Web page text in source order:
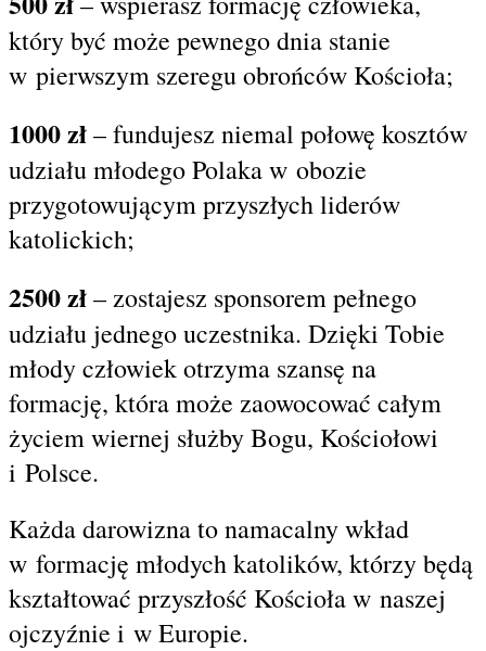
który być może pewnego dnia stanie
w pierwszym szeregu obrońców Kościoła;
1000 zł– fundujesz niemal połowę kosztów
udziału młodego Polaka w obozie
przygotowującym przyszłych liderów
katolickich;
2500 zł– zostajesz sponsorem pełnego
udziału jednego uczestnika. Dzięki Tobie
młody człowiek otrzyma szansę na
formację, która może zaowocować całym
życiem wiernej służby Bogu, Kościołowi
i Polsce.
Każda darowizna to namacalny wkład
w formację młodych katolików, którzy będą
kształtować przyszłość Kościoła w naszej
ojczyźnie i w Europie.